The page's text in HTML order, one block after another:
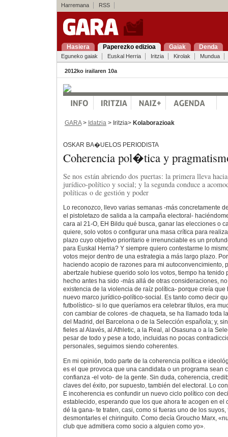
Harremana RSS
Hasiera Paperezko edizioa Gaiak Denda
Eguneko gaiak Euskal Herria Iritzia Kirolak Mundua
2012ko irailaren 10a
GARA> Idatzia > Iritzia> Kolaborazioak
OSKAR BA�UELOS PERIODISTA
Coherencia pol�tica y
Se nos están abriendo dos puertas: la primera lleva
jurídico-político y social; y la segunda conduce a
políticas o de gestión y poder
Lo reconozco, llevo varias semanas -más concretamente
el pistoletazo de salida a la campaña electoral-
cara al 21-O, EH Bildu qué busca, ganar las elecciones o
quiere, solo votos o configurar una masa crítica para
plazo cuyo objetivo prioritario e irrenunciable es un
para Euskal Herria? Y siempre quiero contestarme lo
votos mejor dentro de una estrategia a más largo plazo.
haciendo acopio de razones para mi autoconvencimiento,
abertzale hubiese querido solo los votos, tiempo ha tenido
hecho antes ha sido -más allá de otras consideraciones,
existencia de la violencia de raíz política- porque creía
nuevo marco jurídico-político-social. Es tanto como decir
futbolístico- si lo que queríamos era celebrar títulos, era
con cambiar de colores -de chaqueta, se ha llamado toda
del Madrid, del Barcelona o de la Selección española; y,
fieles al Alavés, al Athletic, a la Real, al Osasuna o a la
pesar de todo y pese a todo, incluidas no pocas
personales, seguimos siendo coherentes.
En mi opinión, todo parte de la coherencia política e
es el que provoca que una candidata o un programa sean
confianza -el voto- de la gente. Sin duda, coherencia,
claves del éxito, por supuesto, también del electoral. Lo
E incoherencia es confundir un nuevo ciclo político con
establecido, esperando que los que ahora te acogen en el
dé la gana- te traten, casi, como si fueras uno de los
desmontarles el chiringuito. Como decía Groucho Marx,
club que admitiera como socio a alguien como yo».